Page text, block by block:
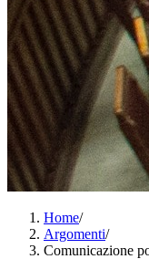
Home/
Argomenti/
Comunicazione